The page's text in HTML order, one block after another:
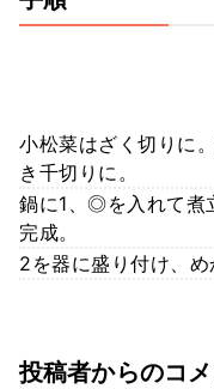
小松菜はざく切りに
き千切りに。
鍋に1、◎を入れて煮
完成。
2を器に盛り付け、
投稿者からのコ